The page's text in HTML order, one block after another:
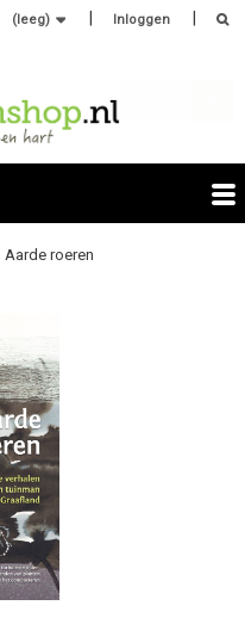
Inloggen
(leeg)
Aarde roeren